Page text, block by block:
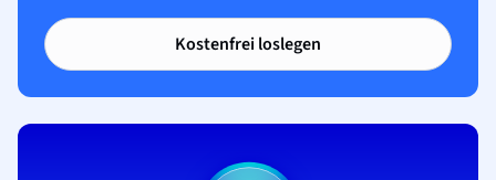
Kostenfrei loslegen